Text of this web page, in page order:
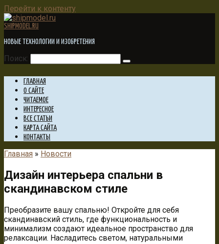
Перейти к контенту
SHIPMODEL.RU
НОВЫЕ ТЕХНОЛОГИИ И ИЗОБРЕТЕНИЯ
Поиск:
ГЛАВНАЯ
О САЙТЕ
ЧИТАЕМОЕ
ИНТЕРЕСНОЕ
ВСЕ СТАТЬИ
КАРТА САЙТА
КОНТАКТЫ
Главная » Новости
Дизайн интерьера спальни в
скандинавском стиле
Преобразите вашу спальню! Откройте для себя
скандинавский стиль, где функциональность и
минимализм создают идеальное пространство для
релаксации. Насладитесь светом, натуральными